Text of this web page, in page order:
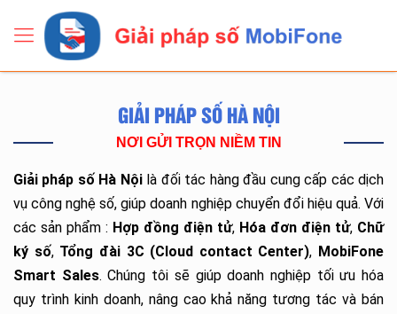
GIẢI PHÁP SỐ HÀ NỘI
NƠI GỬI TRỌN NIỀM TIN
Giải pháp số Hà Nộilà đối tác hàng đầu cung cấp các dịch
vụ công nghệ số, giúp doanh nghiệp chuyển đổi hiệu quả. Với
các sản phẩm : Hợp đồng điện tử, Hóa đơn điện tử, Chữ
ký số, Tổng đài 3C (Cloud contact Center), MobiFone
Smart Sales. Chúng tôi sẽ giúp doanh nghiệp tối ưu hóa
quy trình kinh doanh, nâng cao khả năng tương tác và bán